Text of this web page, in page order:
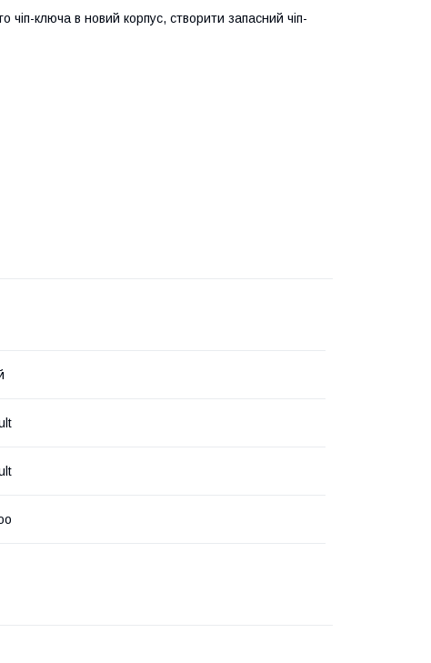
чіп-ключа в новий корпус, створити запасний чіп-